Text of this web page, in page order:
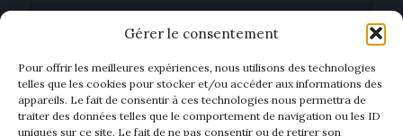
Gérer le consentement
Pour offrir les meilleures expériences, nous utilisons des technologies
telles que les cookies pour stocker et/ou accéder aux informations des
appareils. Le fait de consentir à ces technologies nous permettra de
traiter des données telles que le comportement de navigation ou les ID
uniques sur ce site. Le fait de ne pas consentir ou de retirer son
Biblio’Mag
Nous contacter